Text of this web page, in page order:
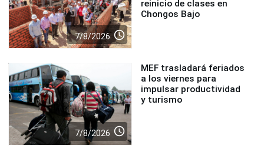
7/8/2026 access_time
reinicio de clases en
Chongos Bajo
7/8/2026 access_time
MEF trasladará feriados
a los viernes para
impulsar productividad
y turismo